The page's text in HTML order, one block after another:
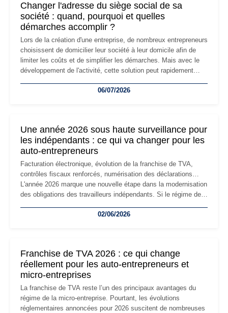
Changer l'adresse du siège social de sa
société : quand, pourquoi et quelles
démarches accomplir ?
Lors de la création d'une entreprise, de nombreux entrepreneurs
choisissent de domicilier leur société à leur domicile afin de
limiter les coûts et de simplifier les démarches. Mais avec le
développement de l'activité, cette solution peut rapidement
professionnels, recrutement, image de marque… Le
06/07/2026
Une année 2026 sous haute surveillance pour
les indépendants : ce qui va changer pour les
auto-entrepreneurs
Facturation électronique, évolution de la franchise de TVA,
contrôles fiscaux renforcés, numérisation des déclarations…
L'année 2026 marque une nouvelle étape dans la modernisation
des obligations des travailleurs indépendants. Si le régime de
les auto-entrepreneurs devront s'adapter à un environnement
02/06/2026
Franchise de TVA 2026 : ce qui change
réellement pour les auto-entrepreneurs et
micro-entreprises
La franchise de TVA reste l’un des principaux avantages du
régime de la micro-entreprise. Pourtant, les évolutions
réglementaires annoncées pour 2026 suscitent de nombreuses